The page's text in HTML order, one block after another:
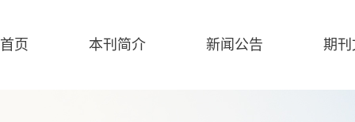
首页 本刊简介 新闻公告 期刊